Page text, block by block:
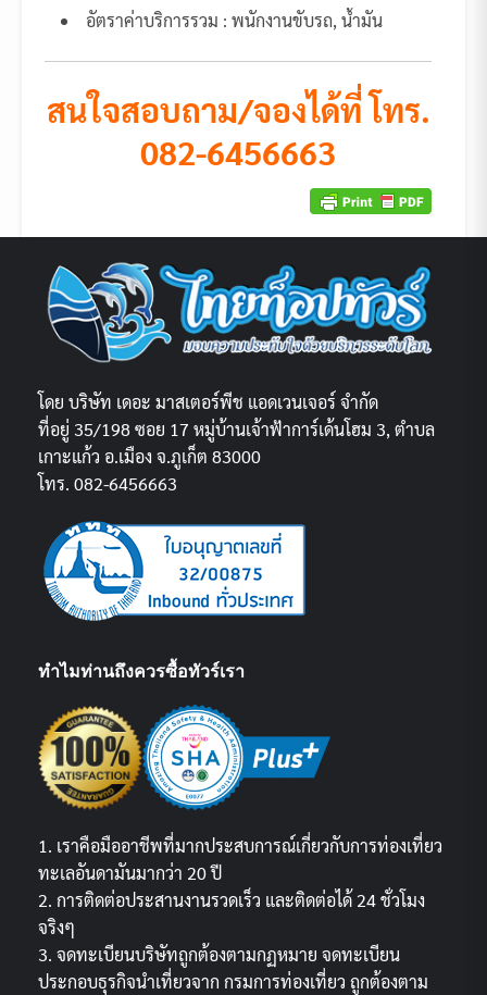
อัตราค่าบริการรวม : พนักงานขับรถ, น้ำมัน
สนใจสอบถาม/จองได้ที่ โทร.
082-6456663
โดย บริษัท เดอะ มาสเตอร์พีช แอดเวนเจอร์ จำกัด
ที่อยู่ 35/198 ซอย 17 หมู่บ้านเจ้าฟ้าการ์เด้นโฮม 3, ตำบล
เกาะแก้ว อ.เมือง จ.ภูเก็ต 83000
โทร. 082-6456663
ทำไมท่านถึงควรซื้อทัวร์เรา
1. เราคือมืออาชีพที่มากประสบการณ์เกี่ยวกับการท่องเที่ยว
ทะเลอันดามันมากว่า 20 ปี
2. การติดต่อประสานงานรวดเร็ว และติดต่อได้ 24 ชั่วโมง
จริงๆ
3. จดทะเบียนบริษัทถูกต้องตามกฏหมาย จดทะเบียน
ประกอบธุรกิจนำเที่ยวจาก กรมการท่องเที่ยว ถูกต้องตาม